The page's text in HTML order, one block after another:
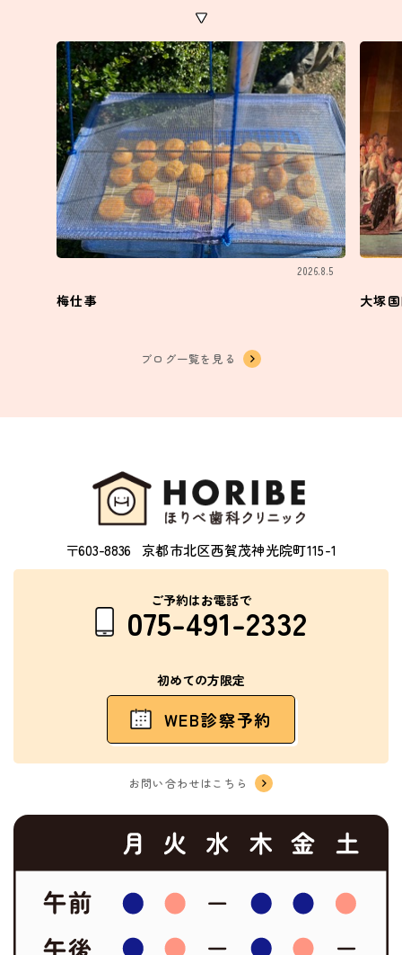
2026.8.5
梅仕事 大塚
ブログ一覧を見る
〒603-8836 京都市北区西賀茂神光院町115-1
ご予約はお電話で
075-491-2332
初めての方限定
WEB診察予約
お問い合わせはこちら